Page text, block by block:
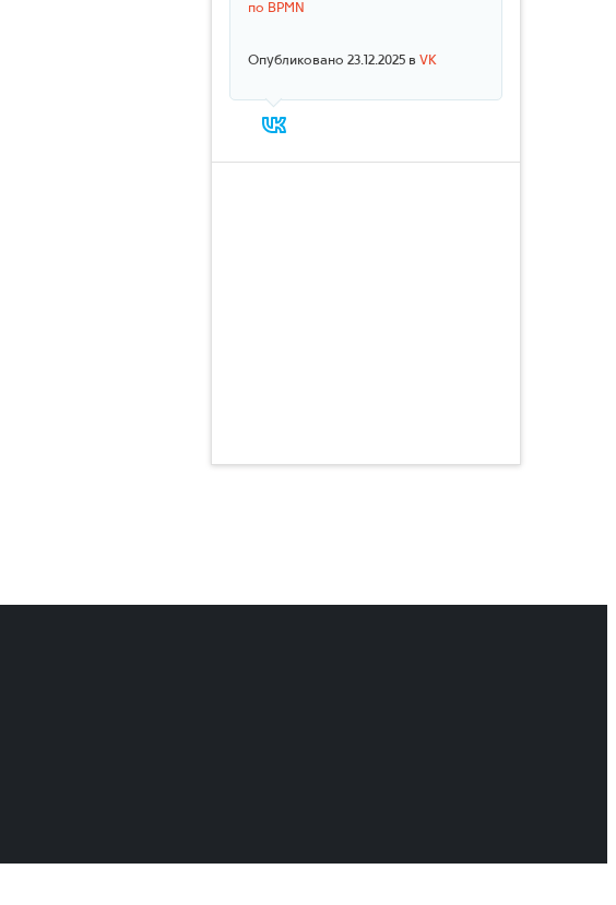
по BPMN
Опубликовано 23.12.2025 в VK